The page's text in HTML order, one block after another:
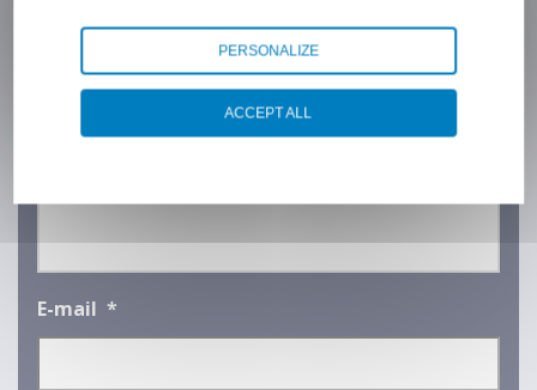
Embout de
câble zamak
injecté
tambour
sur mesure
Nom *
E-mail *
PERSONALIZE
ACCEPT ALL